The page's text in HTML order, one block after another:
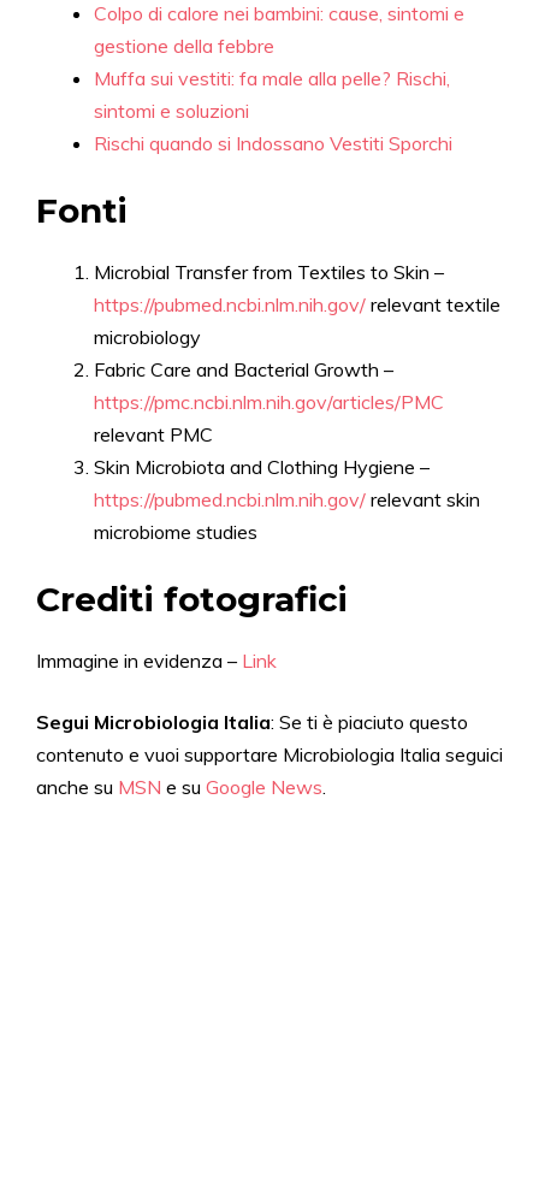
Colpo di calore nei bambini: cause, sintomi e
gestione della febbre
Muffa sui vestiti: fa male alla pelle? Rischi,
sintomi e soluzioni
Rischi quando si Indossano Vestiti Sporchi
Fonti
Microbial Transfer from Textiles to Skin –
https://pubmed.ncbi.nlm.nih.gov/ relevant textile
microbiology
Fabric Care and Bacterial Growth –
https://pmc.ncbi.nlm.nih.gov/articles/PMC
relevant PMC
Skin Microbiota and Clothing Hygiene –
https://pubmed.ncbi.nlm.nih.gov/ relevant skin
microbiome studies
Crediti fotografici
Immagine in evidenza – Link
Segui Microbiologia Italia: Se ti è piaciuto questo
contenuto e vuoi supportare Microbiologia Italia seguici
anche su MSN e su Google News.